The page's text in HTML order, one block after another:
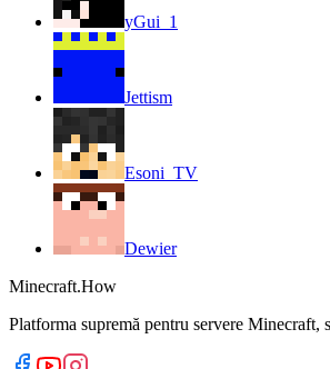
yGui_1
Jettism
Esoni_TV
Dewier
Minecraft.How
Platforma supremă pentru servere Minecraft,